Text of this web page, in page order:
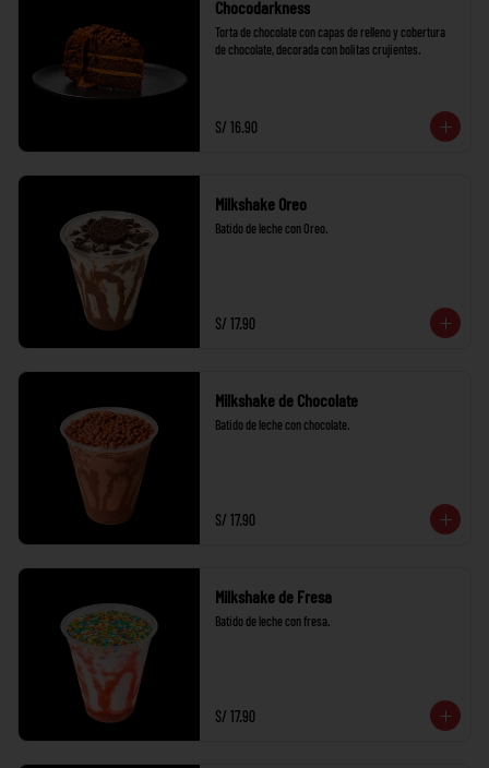
Chocodarkness
Torta de chocolate con capas de relleno y cobertura
de chocolate, decorada con bolitas crujientes.
S/ 16.90
Milkshake Oreo
Batido de leche con Oreo.
S/ 17.90
Milkshake de Chocolate
Batido de leche con chocolate.
S/ 17.90
Milkshake de Fresa
Batido de leche con fresa.
S/ 17.90